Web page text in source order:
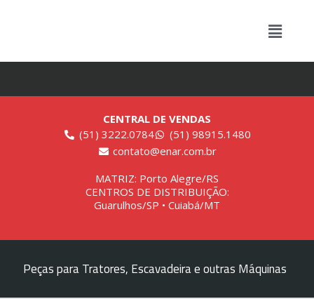
CENTRAL DE VENDAS
(51) 3222.0784
(51) 98915.1480
contato@enar.com.br
MATRIZ: Porto Alegre/RS
CENTROS DE DISTRIBUIÇÃO:
Guarulhos/SP • Cuiabá/MT
Peças para Tratores, Escavadeira e outras Máquinas